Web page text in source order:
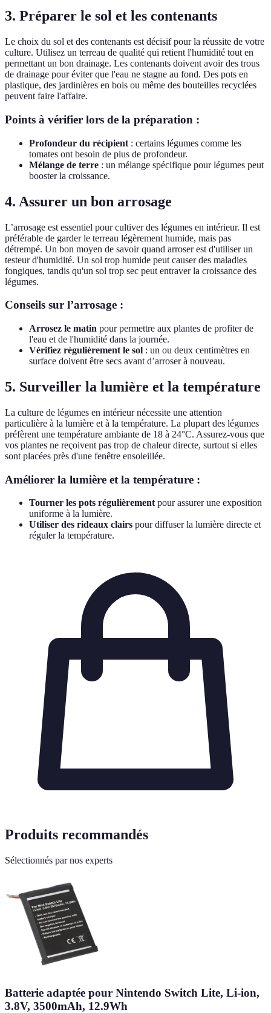
3. Préparer le sol et les contenants
Le choix du sol et des contenants est décisif pour la réussite de votre
culture. Utilisez un terreau de qualité qui retient l'humidité tout en
permettant un bon drainage. Les contenants doivent avoir des trous
de drainage pour éviter que l'eau ne stagne au fond. Des pots en
plastique, des jardinières en bois ou même des bouteilles recyclées
peuvent faire l'affaire.
Points à vérifier lors de la préparation :
Profondeur du récipient : certains légumes comme les
tomates ont besoin de plus de profondeur.
Mélange de terre : un mélange spécifique pour légumes peut
booster la croissance.
4. Assurer un bon arrosage
L’arrosage est essentiel pour cultiver des légumes en intérieur. Il est
préférable de garder le terreau légèrement humide, mais pas
détrempé. Un bon moyen de savoir quand arroser est d'utiliser un
testeur d'humidité. Un sol trop humide peut causer des maladies
fongiques, tandis qu'un sol trop sec peut entraver la croissance des
légumes.
Conseils sur l’arrosage :
Arrosez le matin pour permettre aux plantes de profiter de
l'eau et de l'humidité dans la journée.
Vérifiez régulièrement le sol : un ou deux centimètres en
surface doivent être secs avant d’arroser à nouveau.
5. Surveiller la lumière et la température
La culture de légumes en intérieur nécessite une attention
particulière à la lumière et à la température. La plupart des légumes
préfèrent une température ambiante de 18 à 24°C. Assurez-vous que
vos plantes ne reçoivent pas trop de chaleur directe, surtout si elles
sont placées près d'une fenêtre ensoleillée.
Améliorer la lumière et la température :
Tourner les pots régulièrement pour assurer une exposition
uniforme à la lumière.
Utiliser des rideaux clairs pour diffuser la lumière directe et
réguler la température.
Produits recommandés
Sélectionnés par nos experts
Batterie adaptée pour Nintendo Switch Lite, Li-ion,
3.8V, 3500mAh, 12.9Wh